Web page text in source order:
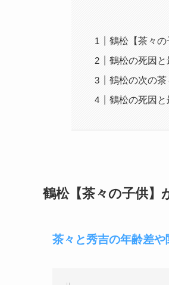
鶴松【茶々の
鶴松の死因と
鶴松の次の
鶴松の死因
鶴松【茶々の子供】
茶々と秀吉の年齢差や